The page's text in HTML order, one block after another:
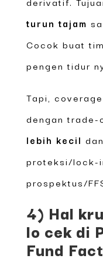
turun tajam
Cocok buat
pengen tidur
Tapi,
dengan trade-
lebih kecil
proteksi/lock-
prospektus/
4) Hal
lo cek di
Fund